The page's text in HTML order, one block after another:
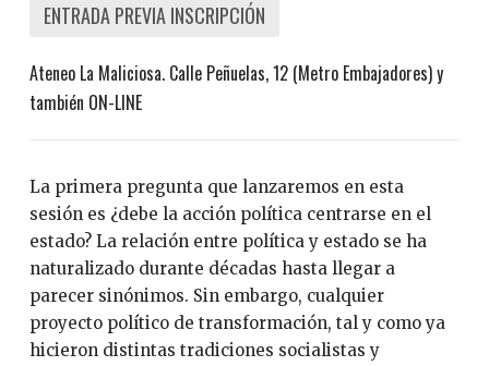
ENTRADA PREVIA INSCRIPCIÓN
Ateneo La Maliciosa. Calle Peñuelas, 12 (Metro Embajadores) y
también ON-LINE
La primera pregunta que lanzaremos en esta
sesión es ¿debe la acción política centrarse en el
estado? La relación entre política y estado se ha
naturalizado durante décadas hasta llegar a
parecer sinónimos. Sin embargo, cualquier
proyecto político de transformación, tal y como ya
hicieron distintas tradiciones socialistas y